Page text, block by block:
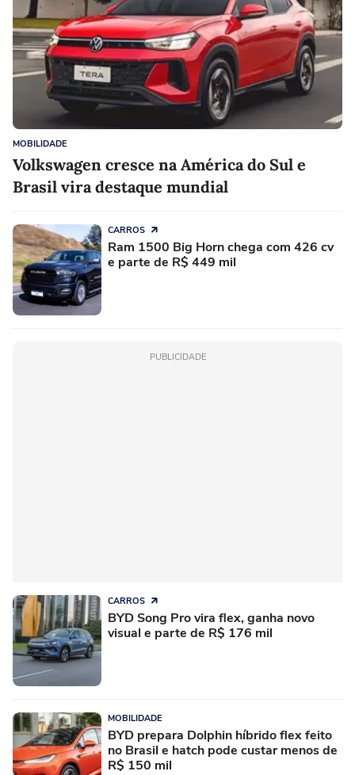
MOBILIDADE
Volkswagen cresce na América do Sul e
Brasil vira destaque mundial
CARROS
Ram 1500 Big Horn chega com 426 cv
e parte de R$ 449 mil
PUBLICIDADE
CARROS
BYD Song Pro vira flex, ganha novo
visual e parte de R$ 176 mil
MOBILIDADE
BYD prepara Dolphin híbrido flex feito
no Brasil e hatch pode custar menos de
R$ 150 mil